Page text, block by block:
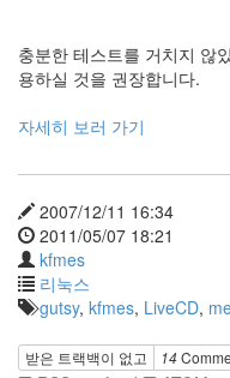
충분한 테스트를 거치지 않
용하실 것을 권장합니다.
자세히 보러 가기
2007/12/11 16:34
2011/05/07 18:21
kfmes
리눅스
gutsy, kfmes, LiveCD,
받은 트랙백이 없고 14
play
movie
Eclipse
이
온
android
차
데